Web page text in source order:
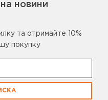
на новини
та отримайте 10%
покупку